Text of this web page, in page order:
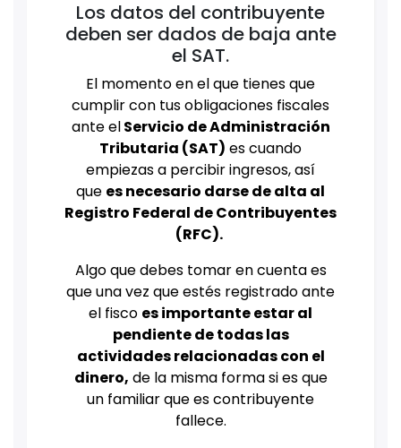
Los datos del contribuyente
deben ser dados de baja ante
el SAT.
El momento en el que tienes que
cumplir con tus obligaciones fiscales
ante elServicio de Administración
Tributaria (SAT) es cuando
empiezas a percibir ingresos, así
que es necesario darse de alta al
Registro Federal de Contribuyentes
(RFC).
Algo que debes tomar en cuenta es
que una vez que estés registrado ante
el fisco es importante estar al
pendiente de todas las
actividades relacionadas con el
dinero, de la misma forma si es que
un familiar que es contribuyente
fallece.